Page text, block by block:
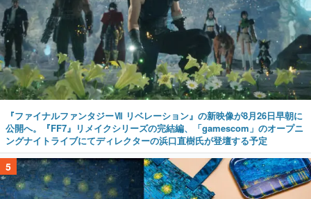
『ファイナルファンタジーⅦ リベレーション』の新映像が8月26日早朝に
公開へ。『FF7』リメイクシリーズの完結編、「gamescom」のオープニ
ングナイトライブにてディレクターの浜口直樹氏が登壇する予定
5